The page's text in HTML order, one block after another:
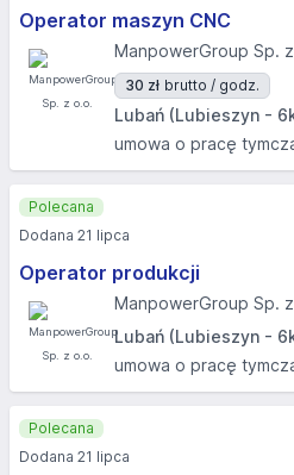
Operator maszyn CNC
ManpowerGroup Sp.
30 zł brutto / godz.
Lubań (Lubieszyn -
umowa o pracę
Operator produkcji
ManpowerGroup Sp.
Lubań (Lubieszyn -
umowa o pracę
Polecana
Dodana 21 lipca
Polecana
Dodana 21 lipca